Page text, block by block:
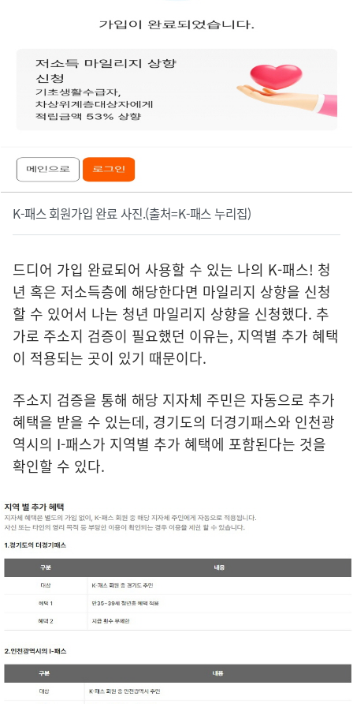
K-패스 회원가입 완료 사진.(출처=K-패스 누리집)
드디어 가입 완료되어 사용할 수 있는 나의 K-패스! 청
년 혹은 저소득층에 해당한다면 마일리지 상향을 신청
할 수 있어서 나는 청년 마일리지 상향을 신청했다. 추
가로 주소지 검증이 필요했던 이유는, 지역별 추가 혜택
이 적용되는 곳이 있기 때문이다.
주소지 검증을 통해 해당 지자체 주민은 자동으로 추가
혜택을 받을 수 있는데, 경기도의 더경기패스와 인천광
역시의 I-패스가 지역별 추가 혜택에 포함된다는 것을
확인할 수 있다.